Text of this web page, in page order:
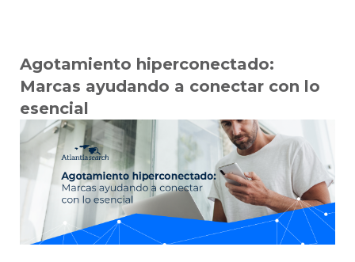
Agotamiento hiperconectado:
Marcas ayudando a conectar con lo
esencial